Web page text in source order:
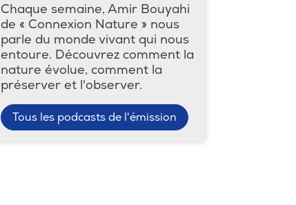
Chaque semaine, Amir Bouyahi
de « Connexion Nature » nous
parle du monde vivant qui nous
entoure. Découvrez comment la
nature évolue, comment la
préserver et l'observer.
Tous les podcasts de l'émission